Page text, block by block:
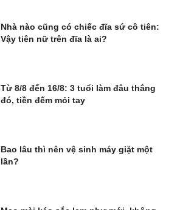
Nhà nào cũng có chiếc đĩa sứ cô tiên:
Vậy tiên nữ trên đĩa là ai?
Từ 8/8 đến 16/8: 3 tuổi làm đâu thắng
đó, tiền đếm mỏi tay
Bao lâu thì nên vệ sinh máy giặt một
lần?